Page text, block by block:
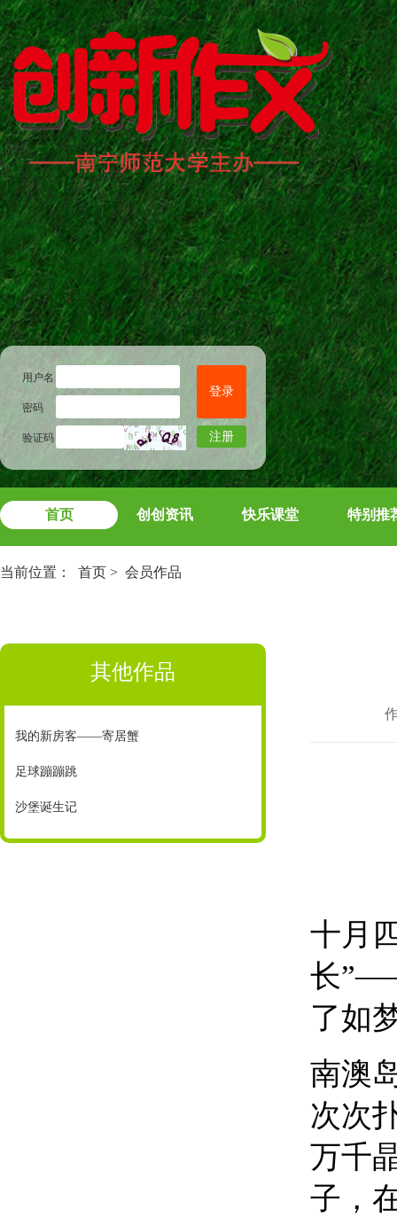
用户名
密码
验证码
登录
注册
首页 创创资讯 快乐课堂 特别推
当前位置： 首页 > 会员作品
其他作品
我的新房客——寄居蟹
足球蹦蹦跳
沙堡诞生记
十月
长
了如
南澳
次次
万千
子，